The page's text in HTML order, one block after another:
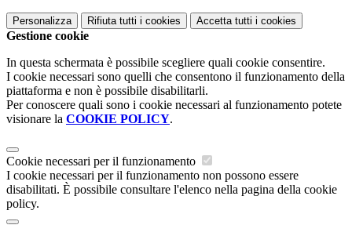
Personalizza Rifiuta tutti i cookies Accetta tutti i cookies
Gestione cookie
In questa schermata è possibile scegliere quali cookie consentire.
I cookie necessari sono quelli che consentono il funzionamento della
piattaforma e non è possibile disabilitarli.
Per conoscere quali sono i cookie necessari al funzionamento potete
visionare la COOKIE POLICY.
Cookie necessari per il funzionamento
I cookie necessari per il funzionamento non possono essere
disabilitati. È possibile consultare l'elenco nella pagina della cookie
policy.